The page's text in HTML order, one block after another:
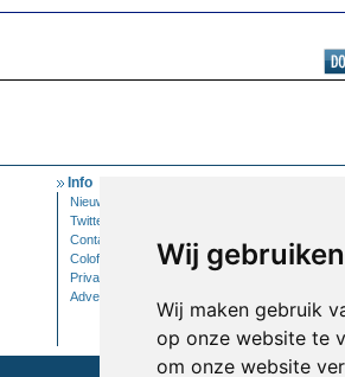
Wij
Wij maken gebruik
op onze website te
om onze website
Info
Nieuwsbrief
Twitter
Contact
Colofon
Privacy
Adverteren